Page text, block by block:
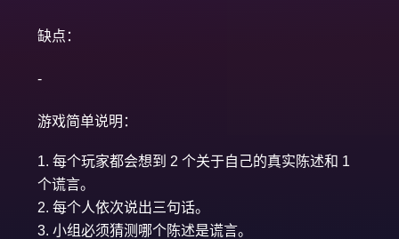
缺点：
-
游戏简单说明：
每个玩家都会想到 2 个关于自己的真实陈述和 1
个谎言。
每个人依次说出三句话。
小组必须猜测哪个陈述是谎言。